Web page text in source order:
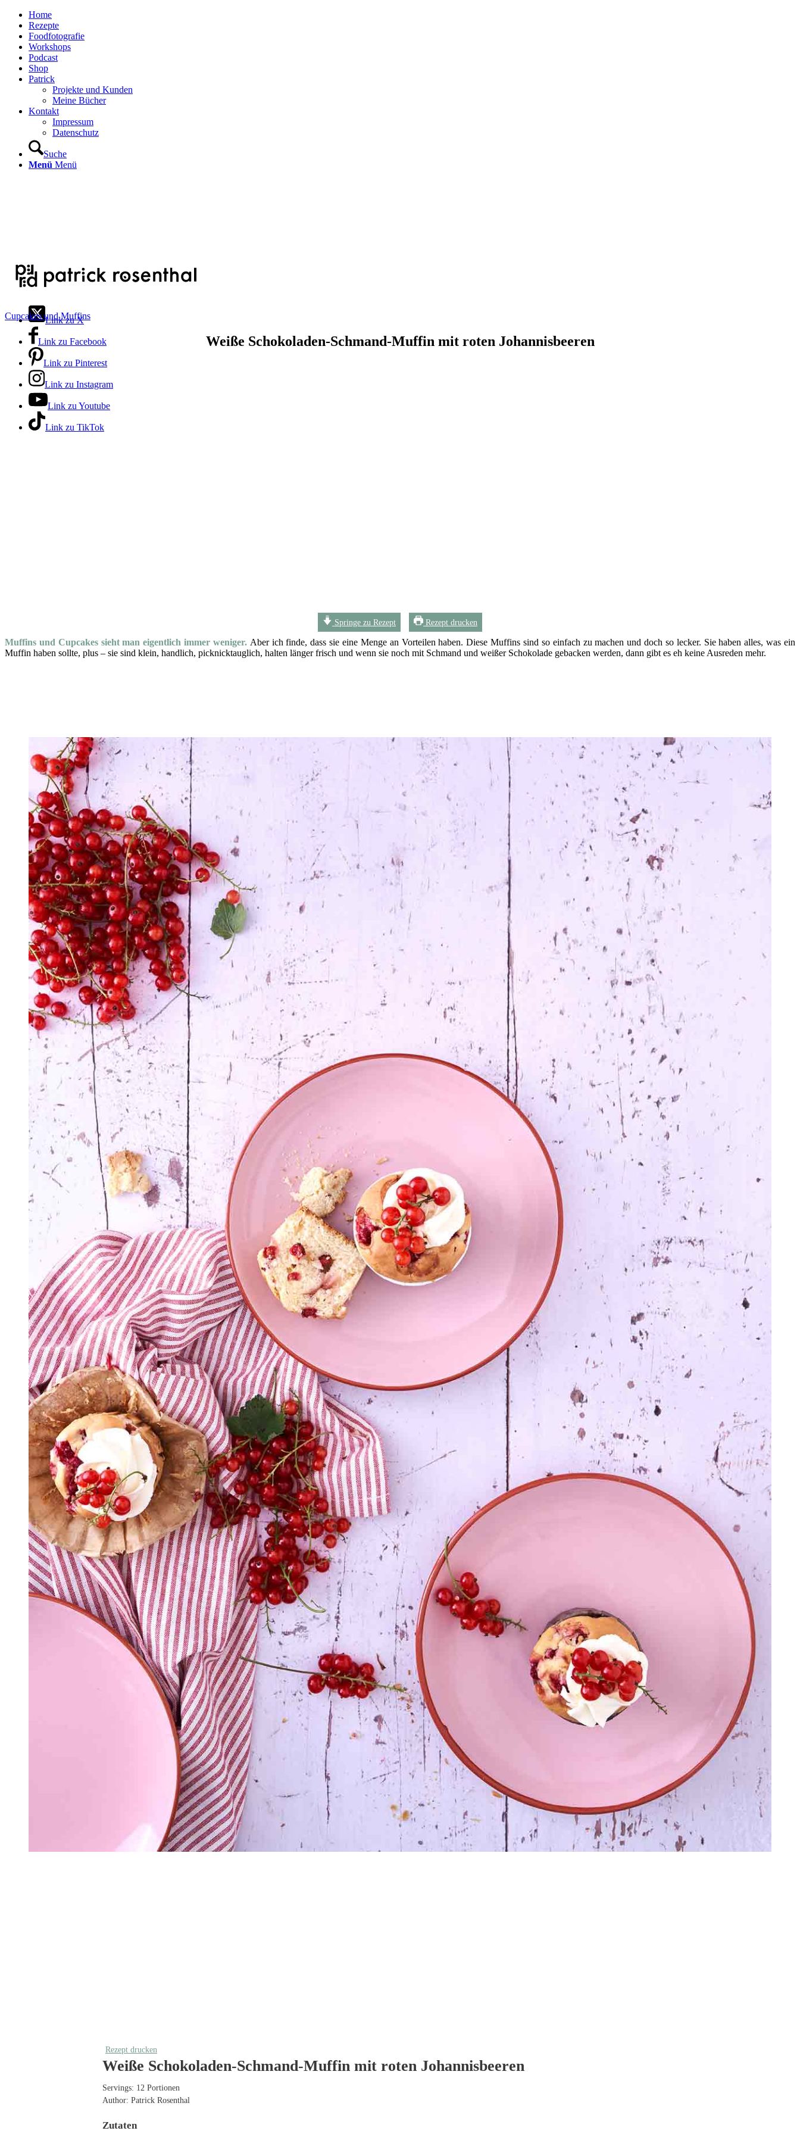
Home
Rezepte
Foodfotografie
Workshops
Podcast
Shop
Patrick
Projekte und Kunden
Meine Bücher
Kontakt
Impressum
Datenschutz
Suche
Menü Menü
Link zu X
Link zu Facebook
Link zu Pinterest
Link zu Instagram
Link zu Youtube
Link zu TikTok
Cupcakes und Muffins
Weiße Schokoladen-Schmand-Muffin mit roten Johannisbeeren
Springe zu Rezept Rezept drucken
Muffins und Cupcakes sieht man eigentlich immer weniger. Aber ich finde, dass sie eine Menge an Vorteilen haben. Diese Muffins sind so einfach zu machen und doch so lecker. Sie haben alles, was ein
Muffin haben sollte, plus – sie sind klein, handlich, picknicktauglich, halten länger frisch und wenn sie noch mit Schmand und weißer Schokolade gebacken werden, dann gibt es eh keine Ausreden mehr.
Rezept drucken
Weiße Schokoladen-Schmand-Muffin mit roten Johannisbeeren
Servings: 12 Portionen
Author: Patrick Rosenthal
Zutaten